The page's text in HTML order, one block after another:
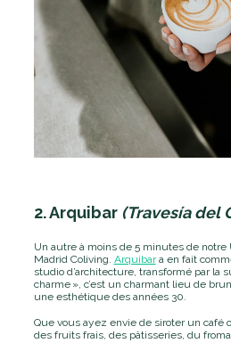
2. Arquibar (Travesía del
Un autre à moins de 5 minutes de notre
Madrid Coliving. Arquibara en fait
studio d’architecture, transformé par la
charme », c’est un charmant lieu de
une esthétique des années 30.
Que vous ayez envie de siroter un café
des fruits frais, des pâtisseries, du